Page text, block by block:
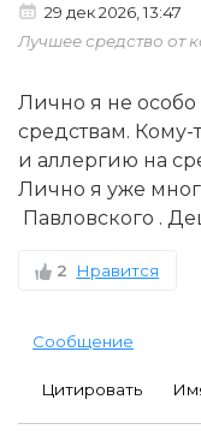
29 дек 2026, 13:47
Лучшее средство от
Лично я не
средствам. Кому-
и аллергию на
Лично я уже
Павловского .
2 Нравится
Сообщение
Цитировать